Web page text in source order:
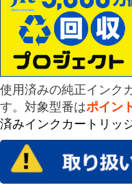
使用済みの純正インク
す。対象型番はポイン
済みインクカートリッ